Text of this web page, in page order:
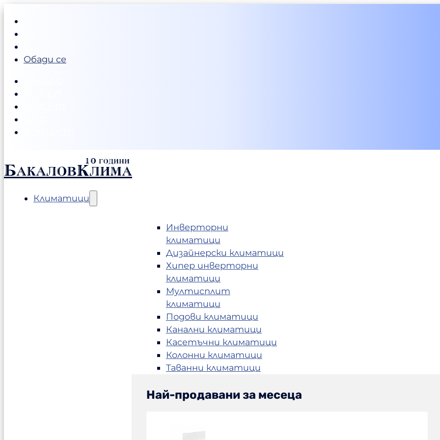
Обади се
БакаловКлима
Климатици
Инверторни
климатици
Дизайнерски климатици
Хипер инверторни
климатици
Мултисплит
климатици
Подови климатици
Канални климатици
Касетъчни климатици
Колонни климатици
Таванни климатици
Най-продавани за месеца